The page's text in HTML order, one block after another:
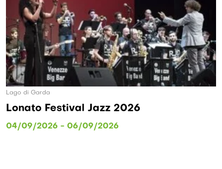
Lago di Garda
Lonato Festival Jazz 2026
04/09/2026 - 06/09/2026